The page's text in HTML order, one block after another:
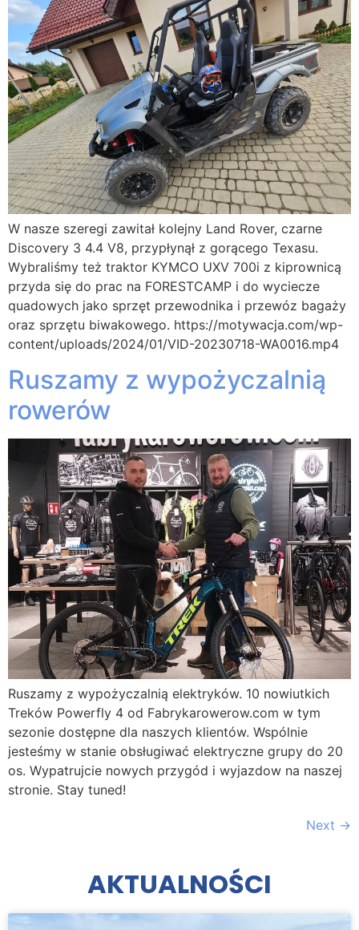
W nasze szeregi zawitał kolejny Land Rover, czarne
Discovery 3 4.4 V8, przypłynął z gorącego Texasu.
Wybraliśmy też traktor KYMCO UXV 700i z kiprownicą
przyda się do prac na FORESTCAMP i do wyciecze
quadowych jako sprzęt przewodnika i przewóz bagaży
oraz sprzętu biwakowego. https://motywacja.com/wp-
content/uploads/2024/01/VID-20230718-WA0016.mp4
Ruszamy z wypożyczalnią
rowerów
Ruszamy z wypożyczalnią elektryków. 10 nowiutkich
Treków Powerfly 4 od Fabrykarowerow.com w tym
sezonie dostępne dla naszych klientów. Wspólnie
jesteśmy w stanie obsługiwać elektryczne grupy do 20
os. Wypatrujcie nowych przygód i wyjazdow na naszej
stronie. Stay tuned!
Next →
AKTUALNOŚCI